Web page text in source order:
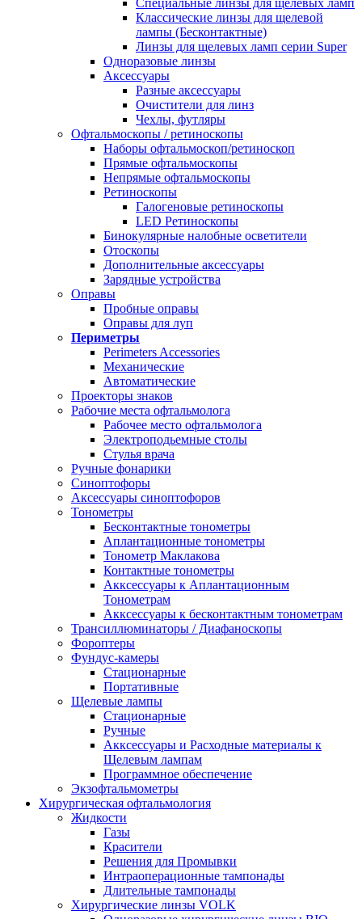
Специальные линзы для щелевых ламп
Классические линзы для щелевой
лампы (Бесконтактные)
Линзы для щелевых ламп серии Super
Одноразовые линзы
Аксессуары
Разные аксессуары
Очистители для линз
Чехлы, футляры
Офтальмоскопы / ретиноскопы
Наборы офтальмоскоп/ретиноскоп
Прямые офтальмоскопы
Непрямые офтальмоскопы
Ретиноскопы
Галогеновые ретиноскопы
LED Ретиноскопы
Бинокулярные налобные осветители
Отоскопы
Дополнительные аксессуары
Зарядные устройства
Оправы
Пробные оправы
Оправы для луп
Периметры
Perimeters Accessories
Механические
Автоматические
Проекторы знаков
Рабочие места офтальмолога
Рабочее место офтальмолога
Электроподьемные столы
Стулья врача
Ручные фонарики
Синоптофоры
Аксессуары синоптофоров
Тонометры
Бесконтактные тонометры
Аплантационные тонометры
Тонометр Маклакова
Контактные тонометры
Акксессуары к Аплантационным
Тонометрам
Акксессуары к бесконтактным тонометрам
Трансиллюминаторы / Диафаноскопы
Фороптеры
Фундус-камеры
Стационарные
Портативные
Щелевые лампы
Стационарные
Ручные
Акксессуары и Расходные материалы к
Щелевым лампам
Программное обеспечение
Экзофтальмометры
Хирургическая офтальмология
Жидкости
Газы
Красители
Решения для Промывки
Интраоперационные тампонады
Длительные тампонады
Хирургические линзы VOLK